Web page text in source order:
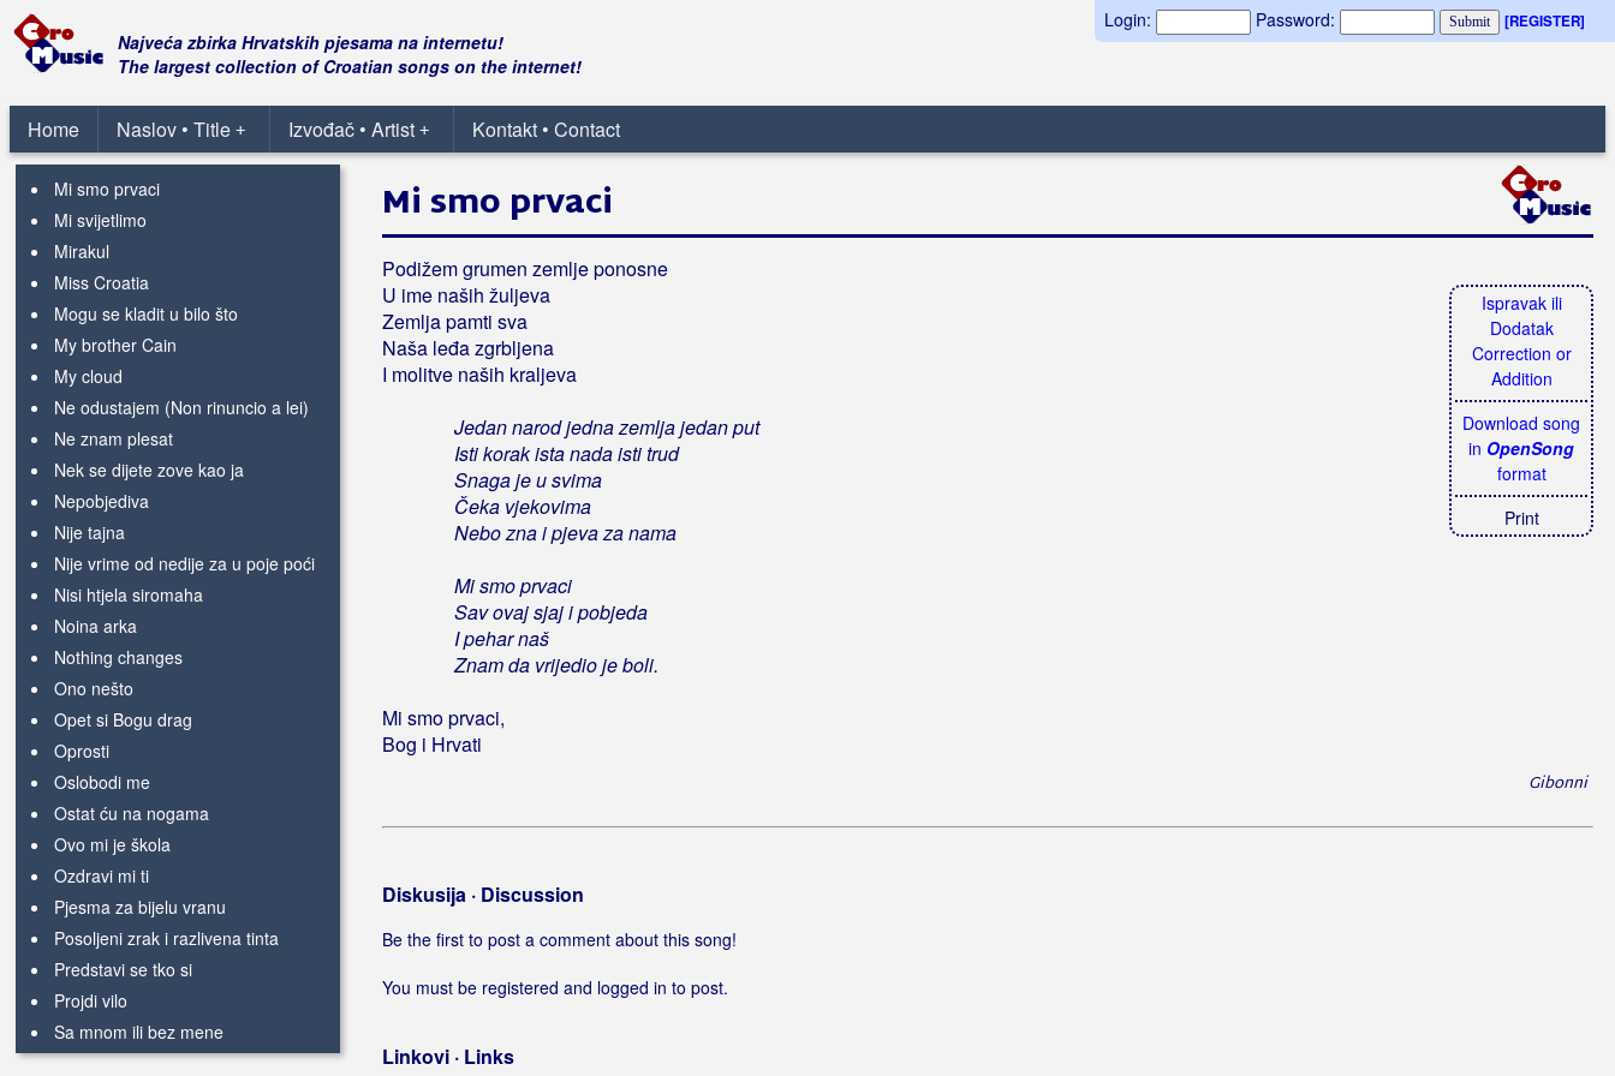
Login: Password: [REGISTER]
Najveća zbirka Hrvatskih pjesama na internetu!
The largest collection of Croatian songs on the internet!
Home +
Naslov • Title +
Izvođač • Artist Kontakt • Contact
Kruna od perja
Libar
Ljudi drž'te lopova
Loše vino
Mi smo prvaci
Mi svijetlimo
Mirakul
Miss Croatia
Mogu se kladit u bilo što
My brother Cain
My cloud
Ne odustajem (Non rinuncio a lei)
Ne znam plesat
Nek se dijete zove kao ja
Nepobjediva
Nije tajna
Nije vrime od nedije za u poje poći
Nisi htjela siromaha
Noina arka
Nothing changes
Ono nešto
Opet si Bogu drag
Oprosti
Oslobodi me
Ostat ću na nogama
Ovo mi je škola
Ozdravi mi ti
Pjesma za bijelu vranu
Posoljeni zrak i razlivena tinta
Predstavi se tko si
Projdi vilo
Sa mnom ili bez mene
Sebi dovoljna
Ispravak ili
Dodatak
Correction or
Addition
Download song
in OpenSong
format
Print
Mi smo prvaci
Podižem grumen zemlje ponosne
U ime naših žuljeva
Zemlja pamti sva
Naša leđa zgrbljena
I molitve naših kraljeva
Jedan narod jedna zemlja jedan put
Isti korak ista nada isti trud
Snaga je u svima
Čeka vjekovima
Nebo zna i pjeva za nama
Mi smo prvaci
Sav ovaj sjaj i pobjeda
I pehar naš
Znam da vrijedio je boli.
Mi smo prvaci,
Bog i Hrvati
Gibonni
Diskusija · Discussion
Be the first to post a comment about this song!
You must be registered and logged in to post.
Linkovi · Links